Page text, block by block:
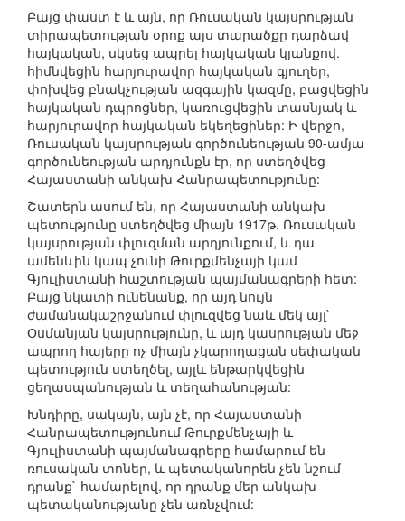
Բայց փաստ է և այն, որ Ռուսական կայսրության
տիրապետության օրոք այս տարածքը դարձավ
հայկական, սկսեց ապրել հայկական կյանքով.
հիմնվեցին հարյուրավոր հայկական գյուղեր,
փոխվեց բնակչության ազգային կազմը, բացվեցին
հայկական դպրոցներ, կառուցվեցին տասնյակ և
հարյուրավոր հայկական եկեղեցիներ: Ի վերջո,
Ռուսական կայսրության գործունեության 90-ամյա
գործունեության արդյունքն էր, որ ստեղծվեց
Հայաստանի անկախ Հանրապետությունը:
Շատերն ասում են, որ Հայաստանի անկախ
պետությունը ստեղծվեց միայն 1917թ. Ռուսական
կայսրության փլուզման արդյունքում, և դա
ամենևին կապ չունի Թուրքմենչայի կամ
Գյուլիստանի հաշտության պայմանագրերի հետ:
Բայց նկատի ունենանք, որ այդ նույն
ժամանակաշրջանում փլուզվեց նաև մեկ այլ`
Օսմանյան կայսրությունը, և այդ կասրության մեջ
ապրող հայերը ոչ միայն չկարողացան սեփական
պետություն ստեղծել, այլև ենթարկվեցին
ցեղասպանության և տեղահանության:
Խնդիրը, սակայն, այն չէ, որ Հայաստանի
Հանրապետությունում Թուրքմենչայի և
Գյուլիստանի պայմանագրերը համարում են
ռուսական տոներ, և պետականորեն չեն նշում
դրանք` համարելով, որ դրանք մեր անկախ
պետականությանը չեն առնչվում: